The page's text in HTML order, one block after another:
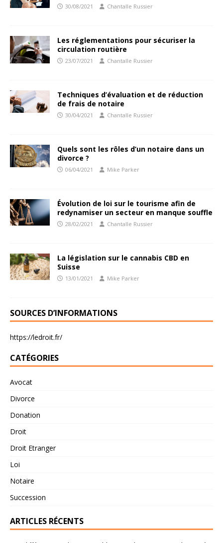
30/08/2021 Chantalle Russier
Les réglementations pour sécuriser la
circulation routière
23/07/2021 Chantalle Russier
Techniques d’évaluation et de réduction
de frais de notaire
30/04/2021 Chantalle Russier
Quels sont les rôles d’un notaire dans un
divorce ?
06/04/2021 Mike Parker
Évolution de loi sur le tourisme afin de
redynamiser un secteur en manque souffle
28/02/2021 Chantalle Russier
La législation sur le cannabis CBD en
Suisse
13/01/2021 Mike Parker
SOURCES D’INFORMATIONS
https://ledroit.fr/
CATÉGORIES
Avocat
Divorce
Donation
Droit
Droit Etranger
Loi
Notaire
Succession
ARTICLES RÉCENTS